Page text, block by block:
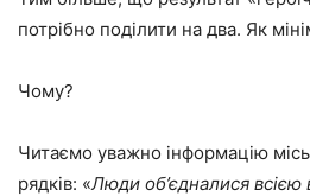
потрібно поділити на два. Як
Чому?
Читаємо уважно інформацію
рядків: «Люди об’єдналися